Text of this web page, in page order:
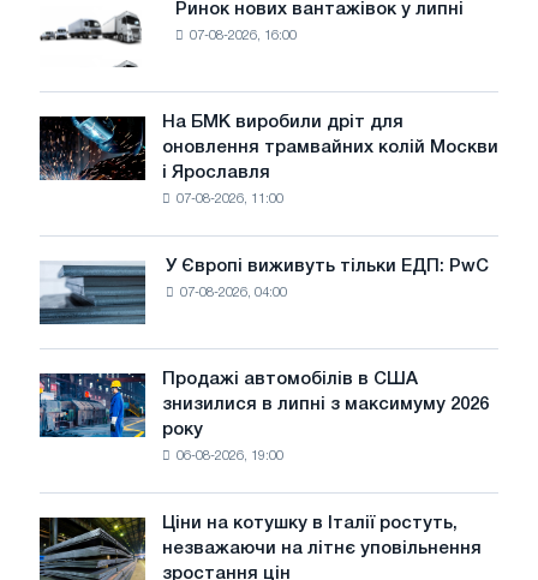
спробу
40G
Ринок
нових
вантажівок
у
липні
Ринок нових вантажівок у липні
07-08-2026, 16:00
На
БМК
виробили
трамвайних
колій
Ярославля
На БМК виробили дріт для
оновлення трамвайних колій Москви
і Ярославля
07-08-2026, 11:00
Європі
виживуть
тільки
ЕДП:
PwC
У Європі виживуть тільки ЕДП: PwC
07-08-2026, 04:00
Продажі
автомобілів
в
липні
з
Продажі автомобілів в США
знизилися в липні з максимуму 2026
року
06-08-2026, 19:00
Ціни
на
Ціни на котушку в Італії ростуть,
незважаючи на літнє уповільнення
зростання цін